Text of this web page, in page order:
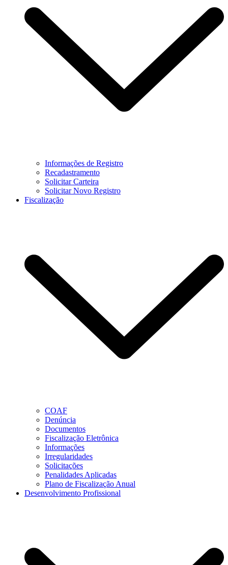
Informações de Registro
Recadastramento
Solicitar Carteira
Solicitar Novo Registro
Fiscalização
COAF
Denúncia
Documentos
Fiscalização Eletrônica
Informações
Irregularidades
Solicitações
Penalidades Aplicadas
Plano de Fiscalização Anual
Desenvolvimento Profissional